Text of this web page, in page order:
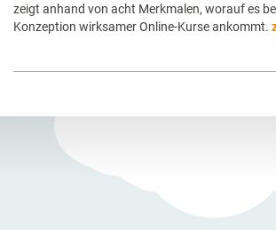
zeigt anhand von acht Merkmalen, worauf es
Konzeption wirksamer Online-Kurse ankommt.